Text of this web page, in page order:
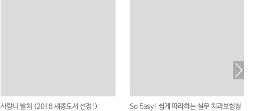
사랑니 발치 (2018 세종도서 선정!)
So Easy! 쉽게 따라하는 실무 치과보험청